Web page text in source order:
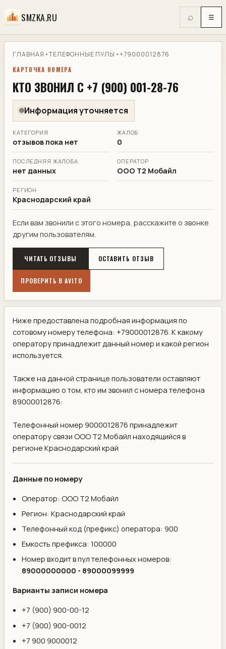
SMZKA.RU ⌕ ☰
ГЛАВНАЯ •ТЕЛЕФОННЫЕ ПУЛЫ •+79000012876
КАРТОЧКА НОМЕРА
КТО ЗВОНИЛ С +7 (900) 001-28-76
Информация уточняется
КАТЕГОРИЯ
отзывов пока нет
ЖАЛОБ
0
ПОСЛЕДНЯЯ ЖАЛОБА
нет данных
ОПЕРАТОР
ООО Т2 Мобайл
РЕГИОН
Краснодарский край
Если вам звонили с этого номера, расскажите о звонке
другим пользователям.
ЧИТАТЬ ОТЗЫВЫ ОСТАВИТЬ ОТЗЫВ
ПРОВЕРИТЬ В AVITO
Ниже предоставлена подробная информация по
сотовому номеру телефона: +79000012876. К какому
оператору принадлежит данный номер и какой регион
используется.
Также на данной странице пользователи оставляют
информацию о том, кто им звонил с номера телефона
89000012876:
Телефонный номер 9000012876 принадлежит
оператору связи ООО Т2 Мобайл находящийся в
регионе Краснодарский край
Данные по номеру
Оператор: ООО Т2 Мобайл
Регион: Краснодарский край
Телефонный код (префикс) оператора: 900
Емкость префикса: 100000
Номер входит в пул телефонных номеров:
89000000000 - 89000099999
Варианты записи номера
+7 (900) 900-00-12
+7 (900) 900-0012
+7 900 9000012